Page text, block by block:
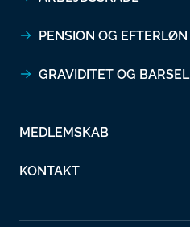
PENSION OG EFTERLØN
GRAVIDITET OG BARSEL
MEDLEMSKAB
KONTAKT